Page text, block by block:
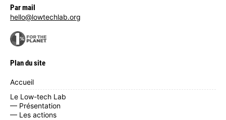
Par mail
hello@lowtechlab.org
Plan du site
Accueil
Le Low-tech Lab
— Présentation
— Les actions